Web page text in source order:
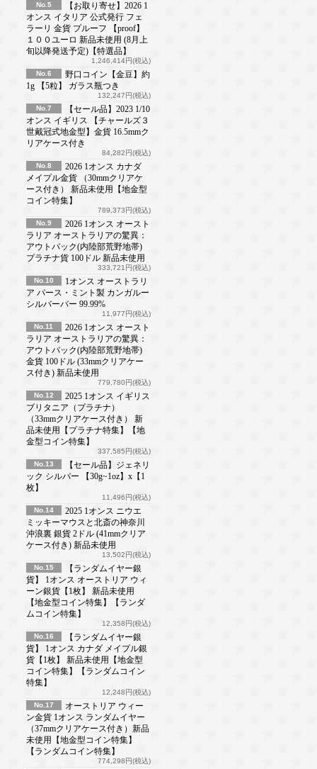
No.5
【お取り寄せ】2026 1
オンス イタリア 公式発行 フェ
ラーリ 金貨 プルーフ 【proof】
１００ユーロ 新品未使用 (8月上
旬以降発送予定)【特選品】
1,246,414円(税込)
No.6
野口コイン【金豆】約
1g 【5粒】 ガラス瓶つき
132,247円(税込)
No.7
【セール品】2023 1/10
オンス イギリス 【チャールズ３
世戴冠式地金型】金貨 16.5mmク
リアケース付き
84,282円(税込)
No.8
2026 1オンス カナダ
メイプル金貨 （30mmクリアケ
ース付き） 新品未使用【地金型
コイン特集】
789,373円(税込)
No.9
2026 1オンス オースト
ラリア オーストラリアの驚異：
アウトバック(内陸部荒野地帯)
プラチナ貨 100ドル 新品未使用
333,721円(税込)
No.10
1オンス オーストラリ
ア パース・ミント製 カンガルー
シルバーバー 99.99%
11,977円(税込)
No.11
2026 1オンス オースト
ラリア オーストラリアの驚異：
アウトバック(内陸部荒野地帯)
金貨 100ドル (33mmクリアケー
ス付き) 新品未使用
779,780円(税込)
No.12
2025 1オンス イギリス
ブリタニア（プラチナ）
（33mmクリアケース付き） 新
品未使用【プラチナ特集】【地
金型コイン特集】
337,585円(税込)
No.13
【セール品】ジェネリ
ック シルバー 【30g~1oz】x【1
枚】
11,496円(税込)
No.14
2025 1オンス ニウエ
ミッキーマウスと北斎の神奈川
沖浪裏 銀貨 2ドル (41mmクリア
ケース付き) 新品未使用
13,502円(税込)
No.15
【ランダムイヤー銀
貨】 1オンス オーストリア ウィ
ーン銀貨【1枚】 新品未使用
【地金型コイン特集】【ランダ
ムコイン特集】
12,358円(税込)
No.16
【ランダムイヤー銀
貨】 1オンス カナダ メイプル銀
貨【1枚】 新品未使用【地金型
コイン特集】【ランダムコイン
特集】
12,248円(税込)
No.17
オーストリア ウィー
ン金貨 1オンス ランダムイヤー
（37mmクリアケース付き）新品
未使用【地金型コイン特集】
【ランダムコイン特集】
774,298円(税込)